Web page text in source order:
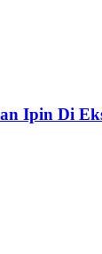
Ipin Di